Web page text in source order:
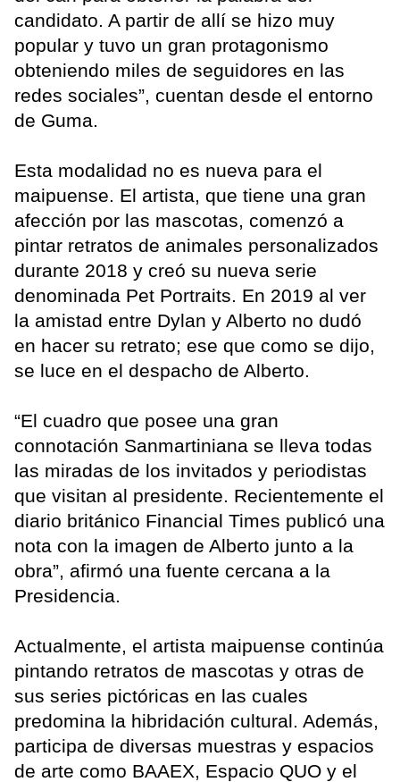
candidato. A partir de allí se hizo muy
popular y tuvo un gran protagonismo
obteniendo miles de seguidores en las
redes sociales”, cuentan desde el entorno
de Guma.
Esta modalidad no es nueva para el
maipuense. El artista, que tiene una gran
afección por las mascotas, comenzó a
pintar retratos de animales personalizados
durante 2018 y creó su nueva serie
denominada Pet Portraits. En 2019 al ver
la amistad entre Dylan y Alberto no dudó
en hacer su retrato; ese que como se dijo,
se luce en el despacho de Alberto.
“El cuadro que posee una gran
connotación Sanmartiniana se lleva todas
las miradas de los invitados y periodistas
que visitan al presidente. Recientemente el
diario británico Financial Times publicó una
nota con la imagen de Alberto junto a la
obra”, afirmó una fuente cercana a la
Presidencia.
Actualmente, el artista maipuense continúa
pintando retratos de mascotas y otras de
sus series pictóricas en las cuales
predomina la hibridación cultural. Además,
participa de diversas muestras y espacios
de arte como BAAEX, Espacio QUO y el